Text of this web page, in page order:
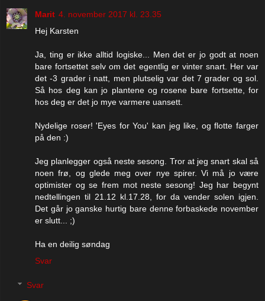
Marit 4. november 2017 kl. 23.35
Hej Karsten
Ja, ting er ikke alltid logiske... Men det er jo godt at noen
bare fortsettet selv om det egentlig er vinter snart. Her var
det -3 grader i natt, men plutselig var det 7 grader og sol.
Så hos deg kan jo plantene og rosene bare fortsette, for
hos deg er det jo mye varmere uansett.
Nydelige roser! 'Eyes for You' kan jeg like, og flotte farger
på den :)
Jeg planlegger også neste sesong. Tror at jeg snart skal så
noen frø, og glede meg over nye spirer. Vi må jo være
optimister og se frem mot neste sesong! Jeg har begynt
nedtellingen til 21.12 kl.17.28, for da vender solen igjen.
Det går jo ganske hurtig bare denne forbaskede november
er slutt... ;)
Ha en deilig søndag
Svar
Svar